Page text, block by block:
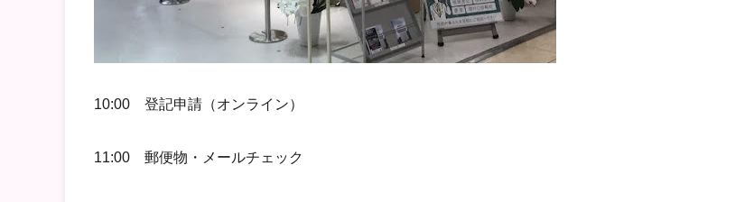
10:00 登記申請（オンライン）
11:00 郵便物・メールチェック